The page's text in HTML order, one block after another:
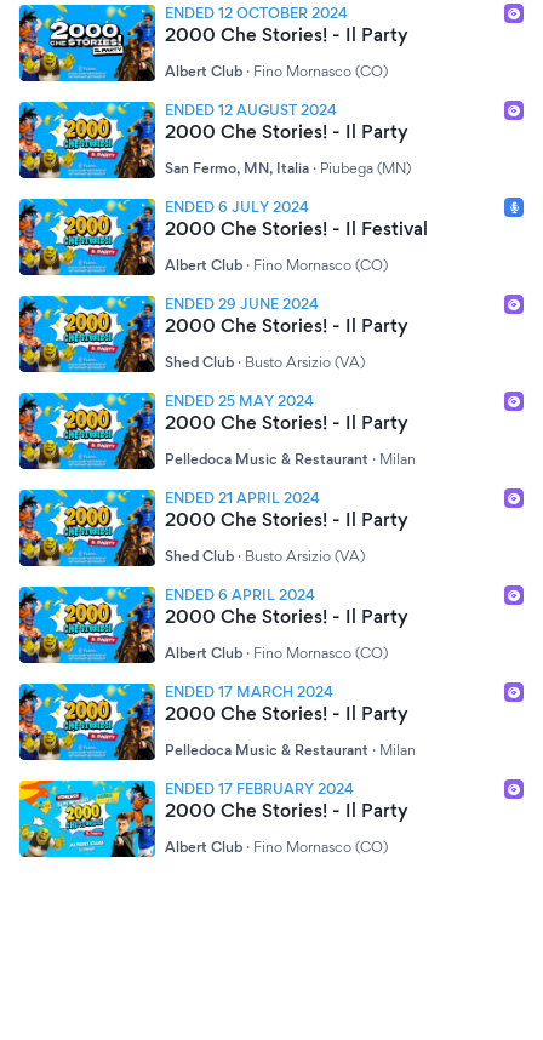
Ogni Situazione, Che Farà Rivivere L’atmosfera
Indimenticabile Degli Anni 2000. Un’esperienza Che Ti
Farà Ballare, Sorridere E Cantare Fino All’alba, Come Se
Fossi Tornato In Quell’epoca Dorata Della Musica Dance.
Non Perdere La Possibilità Di Essere Parte Di Questo
Straordinario Party!
ENDED 12 OCTOBER 2024
2000 Che Stories! - Il Party
Albert Club · Fino Mornasco (CO)
ENDED 12 AUGUST 2024
2000 Che Stories! - Il Party
San Fermo, MN, Italia · Piubega (MN)
ENDED 6 JULY 2024
2000 Che Stories! - Il Festival
Albert Club · Fino Mornasco (CO)
ENDED 29 JUNE 2024
2000 Che Stories! - Il Party
Shed Club · Busto Arsizio (VA)
ENDED 25 MAY 2024
2000 Che Stories! - Il Party
Pelledoca Music & Restaurant · Milan
ENDED 21 APRIL 2024
2000 Che Stories! - Il Party
Shed Club · Busto Arsizio (VA)
ENDED 6 APRIL 2024
2000 Che Stories! - Il Party
Albert Club · Fino Mornasco (CO)
ENDED 17 MARCH 2024
2000 Che Stories! - Il Party
Pelledoca Music & Restaurant · Milan
ENDED 17 FEBRUARY 2024
2000 Che Stories! - Il Party
Albert Club · Fino Mornasco (CO)